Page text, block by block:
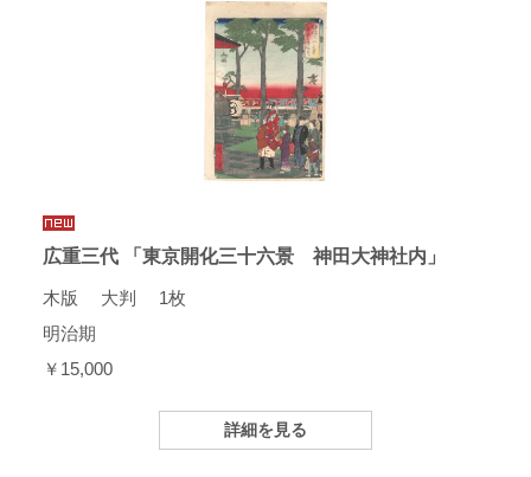
広重三代 「東京開化三十六景 神田大神社内」
木版 大判 1枚
明治期
￥15,000
詳細を見る